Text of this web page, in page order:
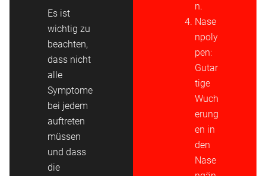
Es ist
wichtig zu
beachten,
dass nicht
alle
Symptome
bei jedem
auftreten
müssen
und dass
die
n.
Nase
npoly
pen:
Gutar
tige
Wuch
erung
en in
den
Nase